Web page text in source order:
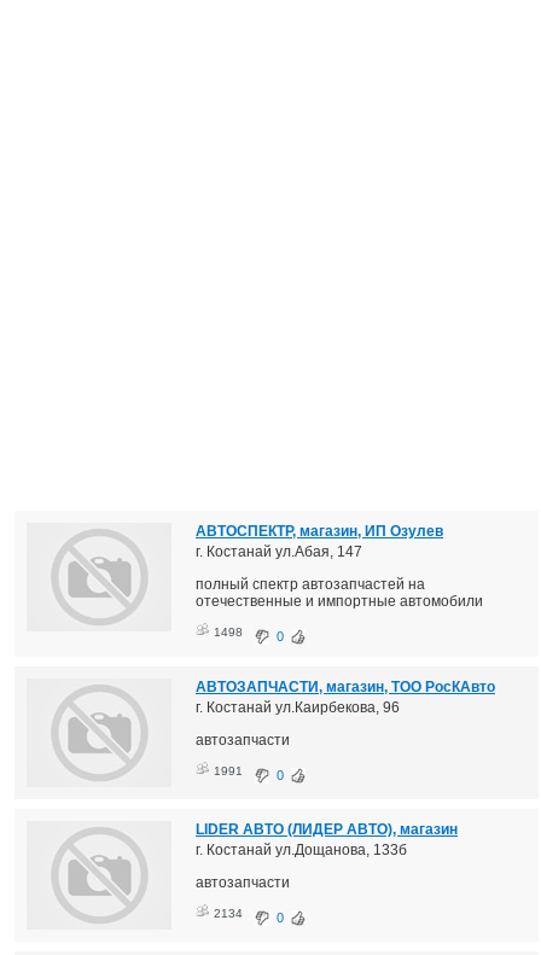
АВТОСПЕКТР, магазин, ИП Озулев
г. Костанай ул.Абая, 147
полный спектр автозапчастей на
отечественные и импортные автомобили
1498 0
АВТОЗАПЧАСТИ, магазин, ТОО РосКАвто
г. Костанай ул.Каирбекова, 96
автозапчасти
1991 0
LIDER АВТО (ЛИДЕР АВТО), магазин
г. Костанай ул.Дощанова, 133б
автозапчасти
2134 0